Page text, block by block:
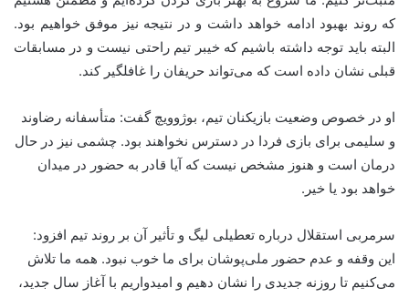
که روند بهبود ادامه خواهد داشت و در نتیجه نیز موفق خواهیم بود.
البته باید توجه داشته باشیم که خیبر تیم راحتی نیست و در مسابقات
قبلی نشان داده است که می‌تواند حریفان را غافلگیر کند.
او در خصوص وضعیت بازیکنان تیم، بوژوویچ گفت: متأسفانه رضاوند
و سلیمی برای بازی فردا در دسترس نخواهند بود. چشمی نیز در حال
درمان است و هنوز مشخص نیست که آیا قادر به حضور در میدان
خواهد بود یا خیر.
سرمربی استقلال درباره تعطیلی لیگ و تأثیر آن بر روند تیم افزود:
این وقفه و عدم حضور ملی‌پوشان برای ما خوب نبود. همه ما تلاش
می‌کنیم تا روزنه جدیدی را نشان دهیم و امیدواریم با آغاز سال جدید،